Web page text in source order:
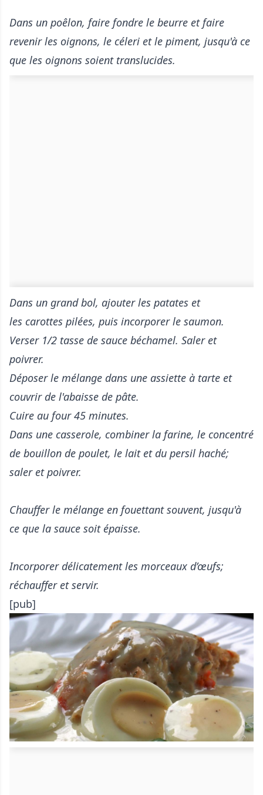
Dans un poêlon, faire fondre le beurre et faire
revenir les oignons, le céleri et le piment, jusqu'à ce
que les oignons soient translucides.
Dans un grand bol, ajouter les patates et
les carottes pilées, puis incorporer le saumon.
Verser 1/2 tasse de sauce béchamel. Saler et
poivrer.
Déposer le mélange dans une assiette à tarte et
couvrir de l'abaisse de pâte.
Cuire au four 45 minutes.
Dans une casserole, combiner la farine, le concentré
de bouillon de poulet, le lait et du persil haché;
saler et poivrer.
Chauffer le mélange en fouettant souvent, jusqu'à
ce que la sauce soit épaisse.
Incorporer délicatement les morceaux d’œufs;
réchauffer et servir.
[pub]